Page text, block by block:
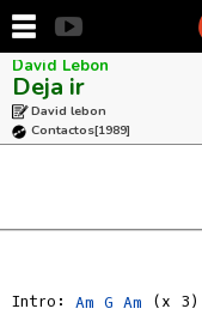
David Lebon
Deja ir
David lebon
Contactos[1989]
Intro: Am G Am (x 3)